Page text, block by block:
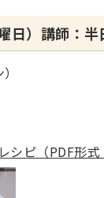
日）講師：半
シピ（PDF形式